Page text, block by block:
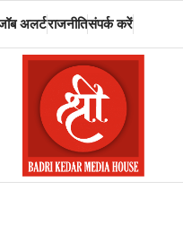
अलर्टराजनीतिसंपर्क करें